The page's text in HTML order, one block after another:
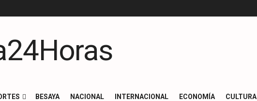
BESAYA NACIONAL INTERNACIONAL ECONOMÍA CULTURA